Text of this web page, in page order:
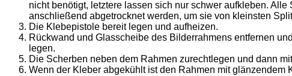
nicht benötigt, letztere lassen sich nur schwer aufkleben.
anschließend abgetrocknet werden, um sie von kleinsten
Die Klebepistole bereit legen und aufheizen.
Rückwand und Glasscheibe des Bilderrahmens entfernen
legen.
Die Scherben neben dem Rahmen zurechtlegen und dann
Wenn der Kleber abgekühlt ist den Rahmen mit glänzendem